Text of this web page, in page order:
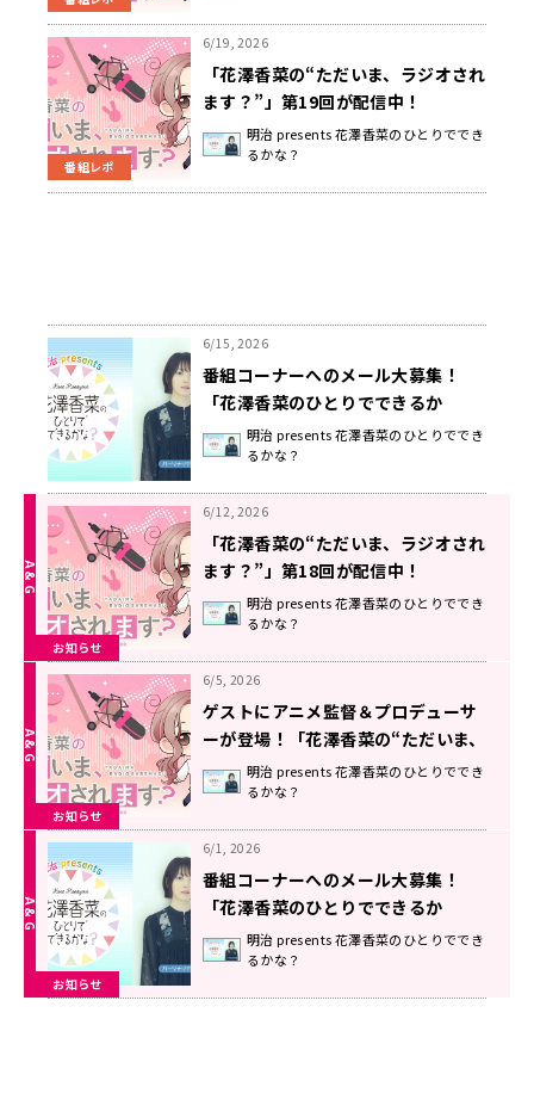
番組レポ
6/19, 2026
「花澤香菜の“ただいま、ラジオされ
ます？”」第19回が配信中！
明治 presents 花澤香菜のひとりででき
るかな？
6/15, 2026
番組コーナーへのメール大募集！
「花澤香菜のひとりでできるか
な？」明治 presents 花澤香菜のひとりででき
るかな？
お知らせ
6/12, 2026
「花澤香菜の“ただいま、ラジオされ
ます？”」第18回が配信中！
明治 presents 花澤香菜のひとりででき
るかな？
お知らせ
6/5, 2026
ゲストにアニメ監督＆プロデューサ
ーが登場！「花澤香菜の“ただいま、
ラジオされます？”」第17回配信
中！
明治 presents 花澤香菜のひとりででき
るかな？
お知らせ
6/1, 2026
番組コーナーへのメール大募集！
「花澤香菜のひとりでできるか
な？」明治 presents 花澤香菜のひとりででき
るかな？